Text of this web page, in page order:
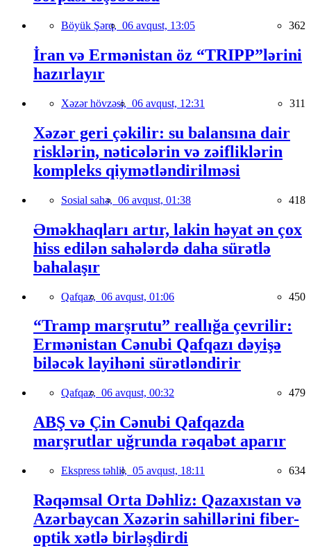
Böyük Şərq, 06 avqust, 13:05 362
İran və Ermənistan öz “TRIPP”lərini
hazırlayır
Xəzər hövzəsi, 06 avqust, 12:31 311
Xəzər geri çəkilir: su balansına dair
risklərin, nəticələrin və zəifliklərin
kompleks qiymətləndirilməsi
Sosial sahə, 06 avqust, 01:38 418
Əməkhaqları artır, lakin həyat ən çox
hiss edilən sahələrdə daha sürətlə
bahalaşır
Qafqaz, 06 avqust, 01:06 450
“Tramp marşrutu” reallığa çevrilir:
Ermənistan Cənubi Qafqazı dəyişə
biləcək layihəni sürətləndirir
Qafqaz, 06 avqust, 00:32 479
ABŞ və Çin Cənubi Qafqazda
marşrutlar uğrunda rəqabət aparır
Ekspress təhlil, 05 avqust, 18:11 634
Rəqəmsal Orta Dəhliz: Qazaxıstan və
Azərbaycan Xəzərin sahillərini fiber-
optik xətlə birləşdirdi